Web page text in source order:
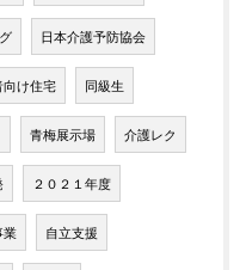
日本介護予防協会
け住宅 同級生
青梅展示場 介護レク
２０２１年度
業 自立支援